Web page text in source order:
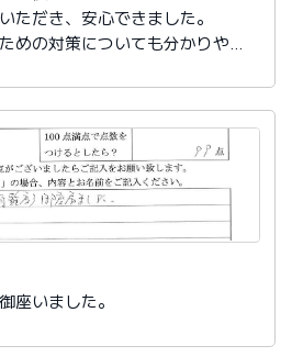
ただき、安心できました。
めの対策についても分かりやす
。
座いました。